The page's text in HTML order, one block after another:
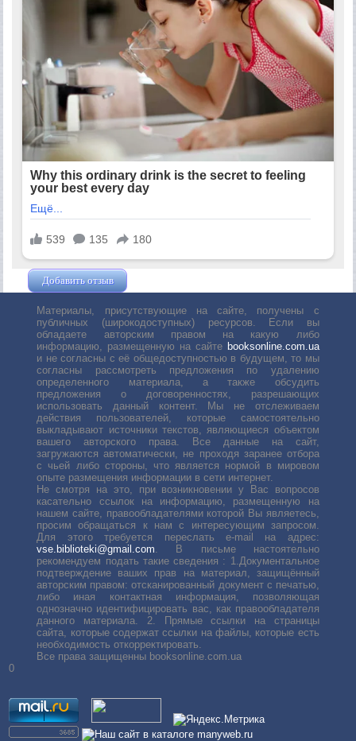
Добавить отзыв
Материалы, присутствующие на сайте, получены с
публичных (широкодоступных) ресурсов. Если вы
обладаете авторским правом на какую либо
информацию, размещенную на сайте booksonline.com.ua
и не согласны с её общедоступностью в будущем, то мы
согласны рассмотреть предложения по удалению
определенного материала, а также обсудить
предложения о договоренностях, разрешающих
использовать данный контент. Мы не отслеживаем
действия пользователей, которые самостоятельно
выкладывают источники текстов, являющиеся объектом
вашего авторского права. Все данные на сайт,
загружаются автоматически, не проходя заранее отбора
с чьей либо стороны, что является нормой в мировом
опыте размещения информации в сети интернет.
Не смотря на это, при возникновении у Вас вопросов
касательно ссылок на информацию, размещенную на
нашем сайте, правообладателями которой Вы являетесь,
просим обращаться к нам с интересующим запросом.
Для этого требуется переслать е-mail на адрес:
vse.biblioteki@gmail.com. В письме настоятельно
рекомендуем подать такие сведения : 1.Документальное
подтверждение ваших прав на материал, защищённый
авторским правом: отсканированный документ с печатью,
либо иная контактная информация, позволяющая
однозначно идентифицировать вас, как правообладателя
данного материала. 2. Прямые ссылки на страницы
сайта, которые содержат ссылки на файлы, которые есть
необходимость откорректировать.
Все права защищенны booksonline.com.ua
0